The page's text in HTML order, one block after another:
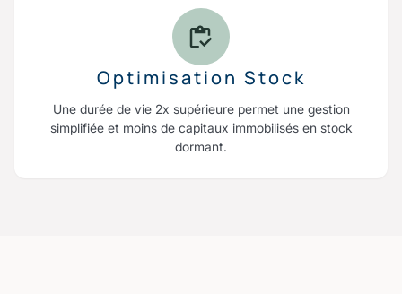
Optimisation Stock
Une durée de vie 2x supérieure permet une gestion
simplifiée et moins de capitaux immobilisés en stock
dormant.